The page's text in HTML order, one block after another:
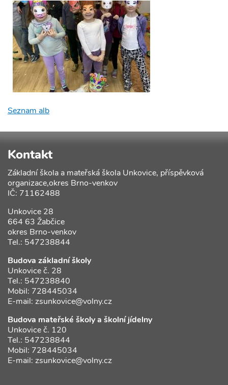
Seznam alb
Kontakt
Základní škola a mateřská škola Unkovice, příspěvková
organizace,okres Brno-venkov
IČ: 71162488
Unkovice 28
664 63 Žabčice
okres Brno-venkov
Tel.: 547238844
Budova základní školy
Unkovice č. 28
Tel.: 547238840
Mobil: 728445034
E-mail: zsunkovice@volny.cz
Budova mateřské školy a školní jídelny
Unkovice č. 120
Tel.: 547238844
Mobil: 728445034
E-mail: zsunkovice@volny.cz